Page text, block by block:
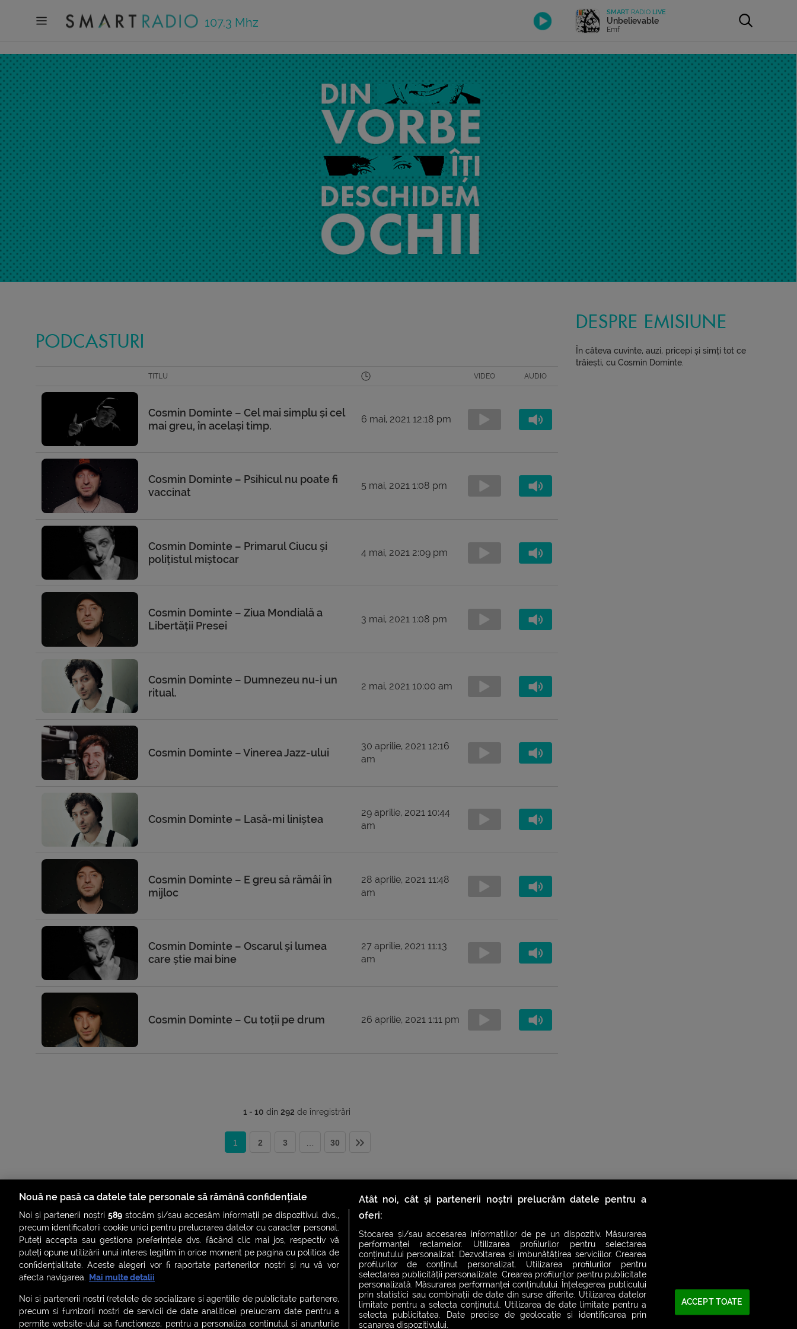
107.3 Mhz
SMART RADIO LIVE
Unbelievable
Emf
DESPRE EMISIUNE
În câteva cuvinte, auzi, pricepi și simți tot ce
trăiești, cu Cosmin Dominte.
PODCASTURI
TITLU VIDEO AUDIO
Cosmin Dominte – Cel mai simplu și cel
mai greu, în același timp.
6 mai, 2021 12:18 pm
Cosmin Dominte – Psihicul nu poate fi
vaccinat
5 mai, 2021 1:08 pm
Cosmin Dominte – Primarul Ciucu și
polițistul miștocar
4 mai, 2021 2:09 pm
Cosmin Dominte – Ziua Mondială a
Libertății Presei
3 mai, 2021 1:08 pm
Cosmin Dominte – Dumnezeu nu-i un
ritual.
2 mai, 2021 10:00 am
Cosmin Dominte – Vinerea Jazz-ului
30 aprilie, 2021 12:16
am
Cosmin Dominte – Lasă-mi liniștea
29 aprilie, 2021 10:44
am
Cosmin Dominte – E greu să rămâi în
mijloc
28 aprilie, 2021 11:48
am
Cosmin Dominte – Oscarul și lumea
care știe mai bine
27 aprilie, 2021 11:13
am
Cosmin Dominte – Cu toții pe drum 26 aprilie, 2021 1:11 pm
1 - 10 din 292 de înregistrări
1 2 3 30
Nouă ne pasă ca datele tale personale să rămână confidențiale
Noi și partenerii noștri589 stocăm și/sau accesăm informații pe dispozitivul dvs.,
precum identificatorii cookie unici pentru prelucrarea datelor cu caracter personal.
Puteți accepta sau gestiona preferințele dvs. făcând clic mai jos, respectiv vă
puteți opune utilizării unui interes legitim în orice moment pe pagina cu politica de
confidențialitate. Aceste alegeri vor fi raportate partenerilor noștri și nu vă vor
afecta navigarea. Mai multe detalii
Noi si partenerii nostri (retelele de socializare si agentiile de publicitate partenere,
precum si furnizorii nostri de servicii de date analitice) prelucram date pentru a
permite website-ului sa functioneze, pentru a personaliza continutul si anunturile
Atât noi, cât și partenerii noștri prelucrăm datele pentru a
oferi:
Stocarea și/sau accesarea informațiilor de pe un dispozitiv. Măsurarea
performanței reclamelor. Utilizarea profilurilor pentru selectarea
conținutului personalizat. Dezvoltarea și îmbunătățirea serviciilor. Crearea
profilurilor de conținut personalizat. Utilizarea profilurilor pentru
selectarea publicității personalizate. Crearea profilurilor pentru publicitate
personalizată. Măsurarea performanței conținutului. Înțelegerea publicului
prin statistici sau combinații de date din surse diferite. Utilizarea datelor
limitate pentru a selecta conținutul. Utilizarea de date limitate pentru a
selecta publicitatea. Date precise de geolocație și identificarea prin
scanarea dispozitivului.
ACCEPT TOATE